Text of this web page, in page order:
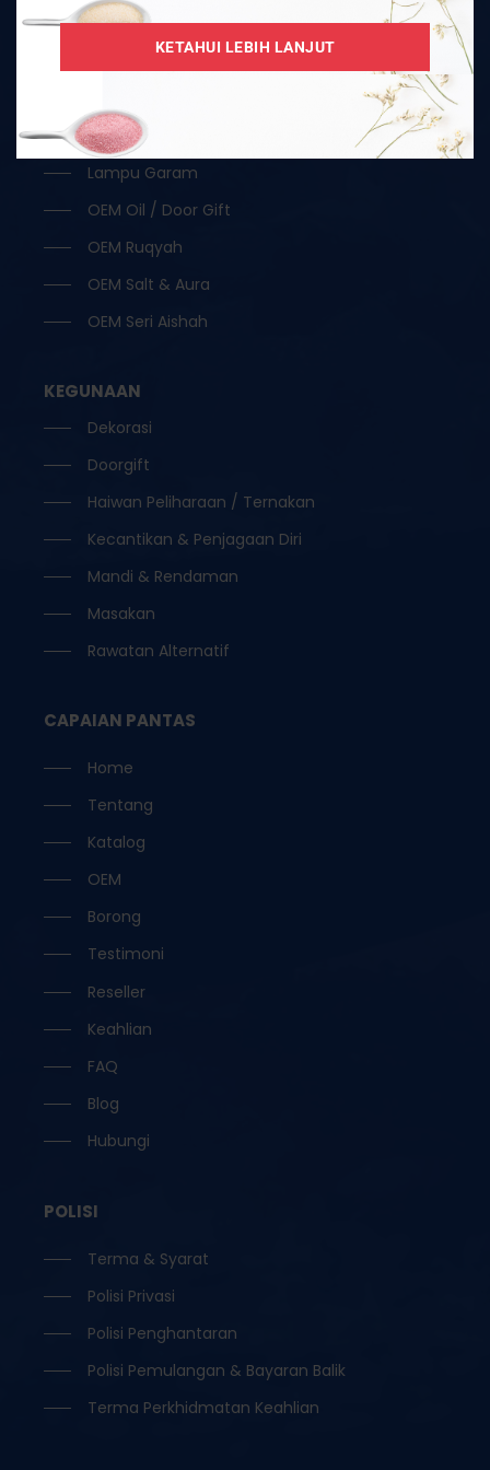
Garam Hitam / Kristal
Garam Terapi
Lampu Garam
OEM Oil / Door Gift
OEM Ruqyah
OEM Salt & Aura
OEM Seri Aishah
KEGUNAAN
Dekorasi
Doorgift
Haiwan Peliharaan / Ternakan
Kecantikan & Penjagaan Diri
Mandi & Rendaman
Masakan
Rawatan Alternatif
CAPAIAN PANTAS
Home
Tentang
Katalog
OEM
Borong
Testimoni
Reseller
Keahlian
FAQ
Blog
Hubungi
POLISI
Terma & Syarat
Polisi Privasi
Polisi Penghantaran
Polisi Pemulangan & Bayaran Balik
Terma Perkhidmatan Keahlian
KETAHUI LEBIH LANJUT